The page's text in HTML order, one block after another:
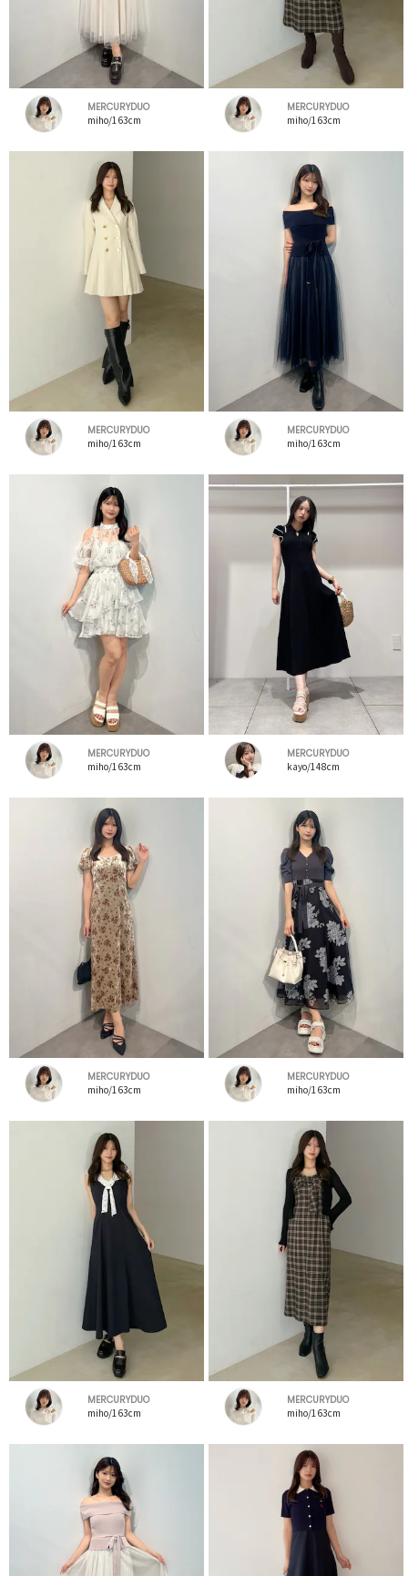
MERCURYDUO
miho/163cm
MERCURYDUO
miho/163cm
MERCURYDUO
miho/163cm
MERCURYDUO
miho/163cm
MERCURYDUO
miho/163cm
MERCURYDUO
kayo/148cm
MERCURYDUO
miho/163cm
MERCURYDUO
miho/163cm
MERCURYDUO
miho/163cm
MERCURYDUO
miho/163cm